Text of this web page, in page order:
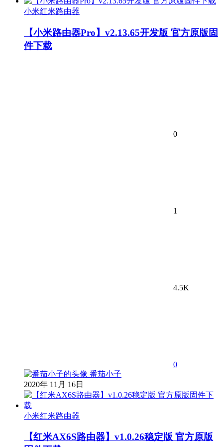
小米红米路由器
【小米路由器Pro】v2.13.65开发版 官方原版固
件下载
0
1
4.5K
0
番茄小子
2020年 11月 16日
小米红米路由器
【红米AX6S路由器】v1.0.26稳定版 官方原版